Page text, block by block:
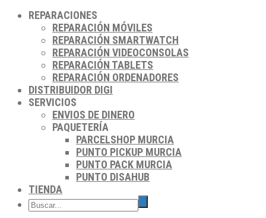
REPARACIONES
REPARACIÓN MÓVILES
REPARACIÓN SMARTWATCH
REPARACIÓN VIDEOCONSOLAS
REPARACIÓN TABLETS
REPARACIÓN ORDENADORES
DISTRIBUIDOR DIGI
SERVICIOS
ENVIOS DE DINERO
PAQUETERÍA
PARCELSHOP MURCIA
PUNTO PICKUP MURCIA
PUNTO PACK MURCIA
PUNTO DISAHUB
TIENDA